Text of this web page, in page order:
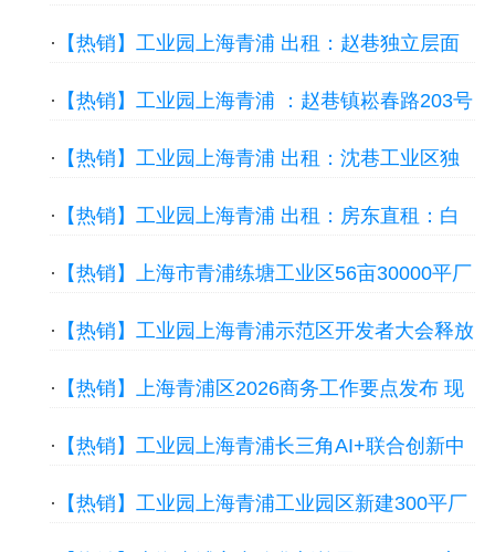
车好进出厂房厂房出租
· 【热销】工业园上海青浦 出租：赵巷独立层面
租，紧邻高速
· 【热销】工业园上海青浦 ：赵巷镇崧春路203号
· 【热销】工业园上海青浦 出租：沈巷工业区独
高
· 【热销】工业园上海青浦 出租：房东直租：白
业园区厂房出厂房出租
· 【热销】上海市青浦练塘工业区56亩30000平厂
· 【热销】工业园上海青浦示范区开发者大会释放
区向全球开厂房出租
· 【热销】上海青浦区2026商务工作要点发布 现
部能级提升厂房出租
· 【热销】工业园上海青浦长三角AI+联合创新中
创载体厂房出租
· 【热销】工业园上海青浦工业园区新建300平厂